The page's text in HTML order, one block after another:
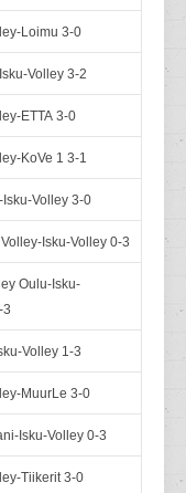
Loimu 3-0
Volley 3-2
ETTA 3-0
KoVe 1 3-1
Isku-Volley 3-0
Isku-Volley 0-3
Oulu-Isku-
3
Volley 1-3
MuurLe 3-0
Isku-Volley 0-3
Tiikerit 3-0